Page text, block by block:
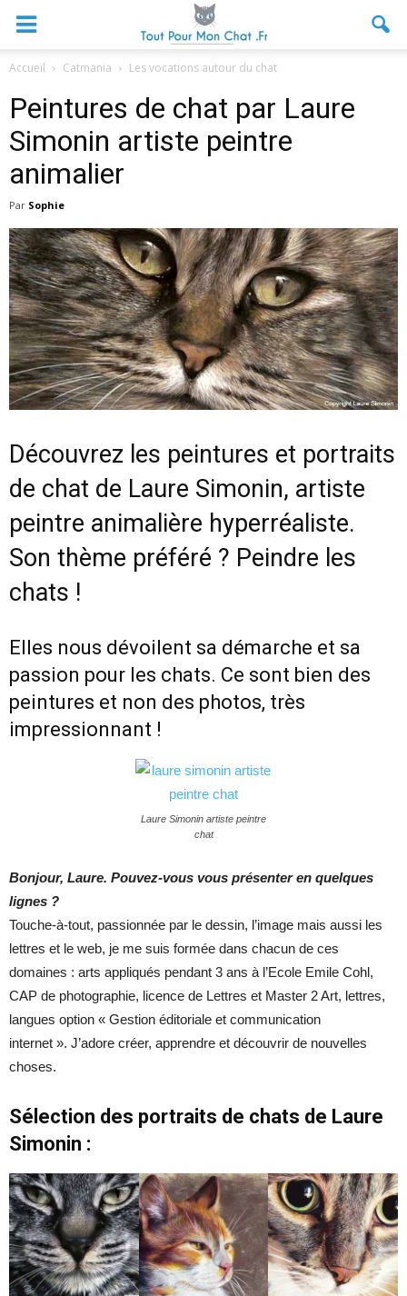
Accueil Catmania Les vocations autour du chat
Peintures de chat par Laure
Simonin artiste peintre
animalier
Par Sophie
Découvrez les peintures et portraits
de chat de Laure Simonin, artiste
peintre animalière hyperréaliste.
Son thème préféré ? Peindre les
chats !
Elles nous dévoilent sa démarche et sa
passion pour les chats. Ce sont bien des
peintures et non des photos, très
impressionnant !
Laure Simonin artiste peintre
chat
Bonjour, Laure. Pouvez-vous vous présenter en quelques
lignes ?
Touche-à-tout, passionnée par le dessin, l’image mais aussi les
lettres et le web, je me suis formée dans chacun de ces
domaines : arts appliqués pendant 3 ans à l’Ecole Emile Cohl,
CAP de photographie, licence de Lettres et Master 2 Art, lettres,
langues option « Gestion éditoriale et communication
internet ». J’adore créer, apprendre et découvrir de nouvelles
choses.
Sélection des portraits de chats de Laure
Simonin :